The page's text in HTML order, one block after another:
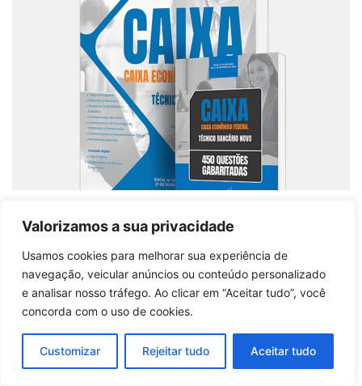
Valorizamos a sua privacidade
Usamos cookies para melhorar sua experiência de
navegação, veicular anúncios ou conteúdo personalizado
e analisar nosso tráfego. Ao clicar em “Aceitar tudo”, você
concorda com o uso de cookies.
Customizar Rejeitar tudo Aceitar tudo
para Técnicos Bancários Iniciantes
Comprar produto